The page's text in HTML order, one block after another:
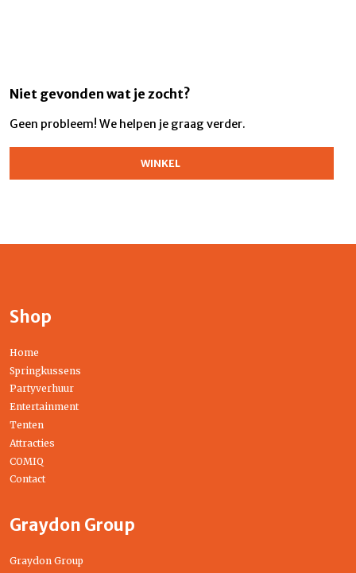
Niet gevonden wat je zocht?
Geen probleem! We helpen je graag verder.
WINKEL
Shop
Home
Springkussens
Partyverhuur
Entertainment
Tenten
Attracties
COMIQ
Contact
Graydon Group
Graydon Group